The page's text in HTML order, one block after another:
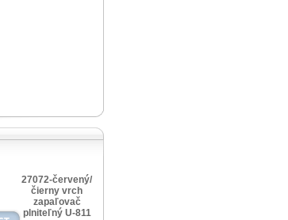
27072-červený/
čierny vrch
zapaľovač
plniteľný U-811